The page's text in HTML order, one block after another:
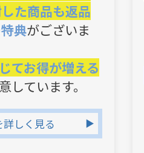
た商品も返品
典がございま
てお得が増える
しています。
しく見る